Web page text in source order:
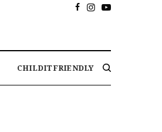
CHILDITFRIENDLY